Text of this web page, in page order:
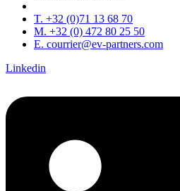
T. +32 (0)71 13 68 70
M. +32 (0) 472 80 25 50
E. courrier@ev-partners.com
Linkedin